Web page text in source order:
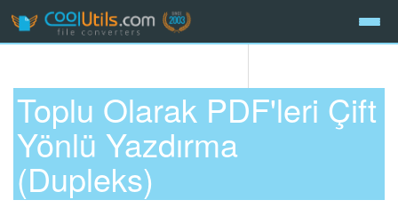
Toplu Olarak PDF'leri Çift
Yönlü Yazdırma
(Dupleks)